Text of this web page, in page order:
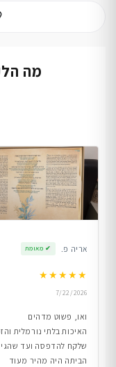
מה
אריה פ. ✔ מאומת
★★★★★
7/22/2026
ואו, פשוט מדהים
האיכות בלתי נורמלית
שלקח להדפסה ועד
הביתה היה מהיר מעוד